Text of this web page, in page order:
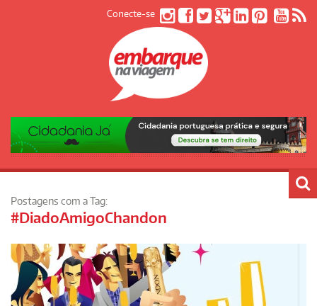
Conecte-se
Postagens com a Tag:
#DiadoAmigoChandon